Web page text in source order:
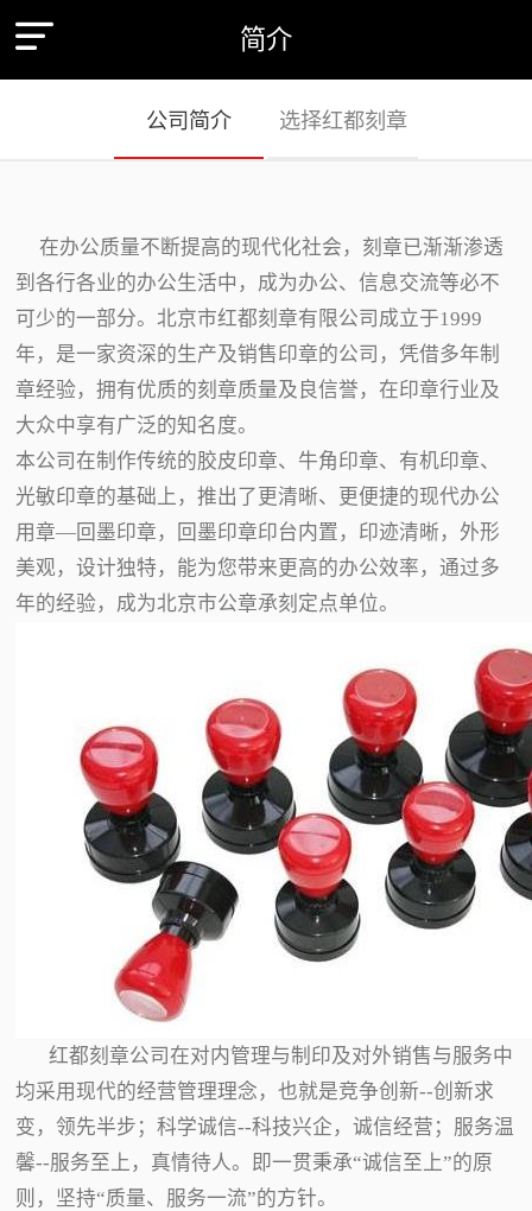
简介
公司简介 选择红都刻章
在办公质量不断提高的现代化社会，刻章已渐渐渗透
到各行各业的办公生活中，成为办公、信息交流等必不
可少的一部分。北京市红都刻章有限公司成立于1999
年，是一家资深的生产及销售印章的公司，凭借多年制
章经验，拥有优质的刻章质量及良信誉，在印章行业及
大众中享有广泛的知名度。
本公司在制作传统的胶皮印章、牛角印章、有机印章、
光敏印章的基础上，推出了更清晰、更便捷的现代办公
用章—回墨印章，回墨印章印台内置，印迹清晰，外形
美观，设计独特，能为您带来更高的办公效率，通过多
年的经验，成为北京市公章承刻定点单位。
红都刻章公司在对内管理与制印及对外销售与服务中
均采用现代的经营管理理念，也就是竞争创新--创新求
变，领先半步；科学诚信--科技兴企，诚信经营；服务温
馨--服务至上，真情待人。即一贯秉承“诚信至上”的原
则，坚持“质量、服务一流”的方针。